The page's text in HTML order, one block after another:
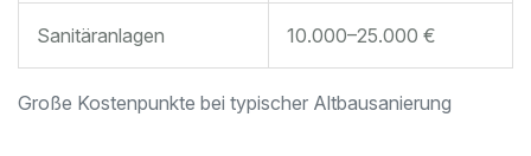
Große Kostenpunkte bei typischer Altbausanierung
Sanitäranlagen 10.000–25.000 €